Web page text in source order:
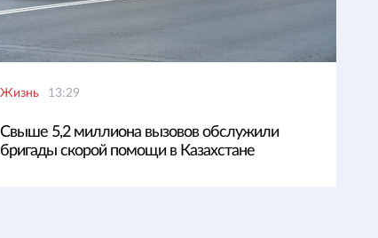
Жизнь 13:29
Свыше 5,2 миллиона вызовов обслужили
бригады скорой помощи в Казахстане